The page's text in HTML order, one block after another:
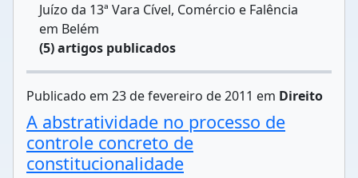
Juízo da 13ª Vara Cível, Comércio e Falência
em Belém
(5) artigos publicados
Publicado em 23 de fevereiro de 2011 em Direito
A abstratividade no processo de
controle concreto de
constitucionalidade